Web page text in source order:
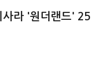
라 '원더랜드' 25